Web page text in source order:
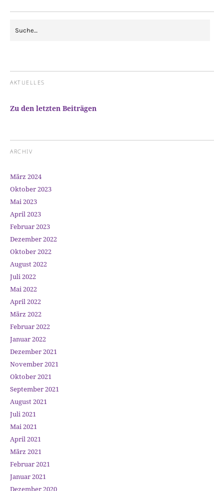
AKTUELLES
Zu den letzten Beiträgen
ARCHIV
März 2024
Oktober 2023
Mai 2023
April 2023
Februar 2023
Dezember 2022
Oktober 2022
August 2022
Juli 2022
Mai 2022
April 2022
März 2022
Februar 2022
Januar 2022
Dezember 2021
November 2021
Oktober 2021
September 2021
August 2021
Juli 2021
Mai 2021
April 2021
März 2021
Februar 2021
Januar 2021
Dezember 2020